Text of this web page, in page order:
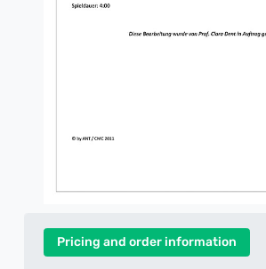
Pricing and order information